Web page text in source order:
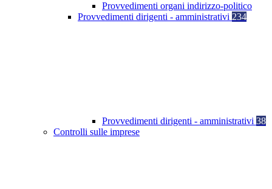
Provvedimenti organi indirizzo-politico
Provvedimenti dirigenti - amministrativi 234
Provvedimenti dirigenti - amministrativi 38
Controlli sulle imprese